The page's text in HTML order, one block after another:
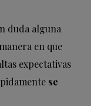
duda alguna
en que
expectativas
se